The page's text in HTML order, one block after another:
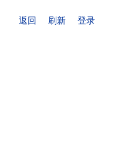
返回 刷新 登录